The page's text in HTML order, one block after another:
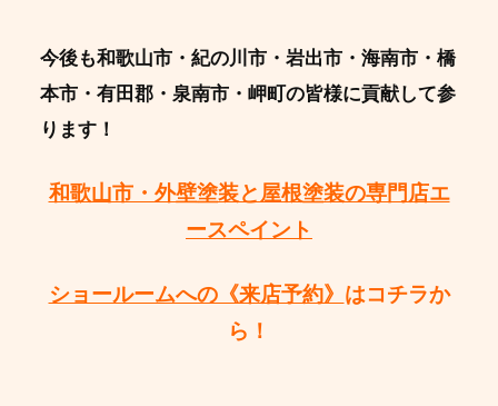
今後も和歌山市・紀の川市・岩出市・海南市・橋
本市・有田郡・泉南市・岬町の皆様に貢献して参
ります！
和歌山市・外壁塗装と屋根塗装の専門店エ
ースペイント
ショールームへの《来店予約》 はコチラか
ら！